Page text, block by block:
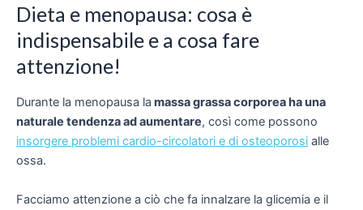
Dieta e menopausa: cosa è
indispensabile e a cosa fare
attenzione!
Durante la menopausa la massa grassa corporea ha una
naturale tendenza ad aumentare, così come possono
insorgere problemi cardio-circolatori e di osteoporosi alle
ossa.
Facciamo attenzione a ciò che fa innalzare la glicemia e il